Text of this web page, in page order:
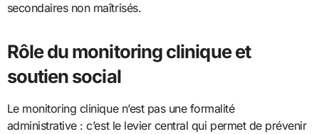
secondaires non maîtrisés.
Rôle du monitoring clinique et
soutien social
Le monitoring clinique n’est pas une formalité
administrative : c’est le levier central qui permet de prévenir